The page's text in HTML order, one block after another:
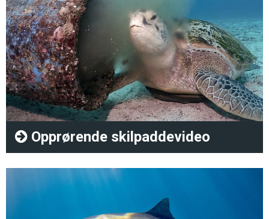
Opprørende skilpaddevideo